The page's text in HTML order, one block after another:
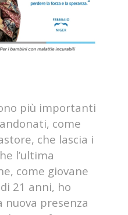
più importanti
come
che lascia i
l’ultima
come giovane
21 anni, ho
presenza